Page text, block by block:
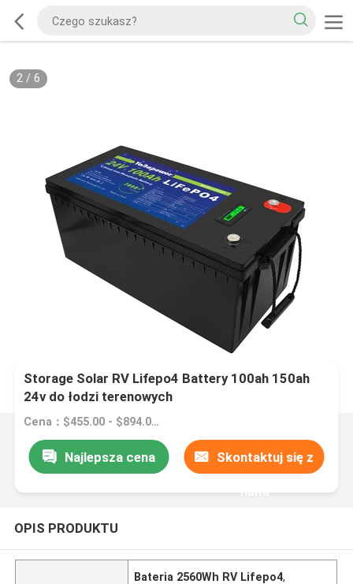
2/ 6
Storage Solar RV Lifepo4 Battery 100ah 150ah
24v do łodzi terenowych
Cena：$455.00 - $894.00/pieces
Najlepsza cena Skontaktuj się z
nami
OPIS PRODUKTU
Bateria 2560Wh RV Lifepo4,